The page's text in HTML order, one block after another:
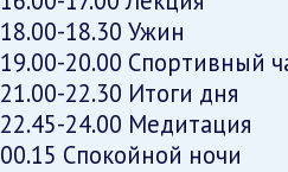
18.00-18.30 Ужин
19.00-20.00 Спортивный
21.00-22.30 Итоги дня
22.45-24.00 Медитация
00.15 Спокойной ночи